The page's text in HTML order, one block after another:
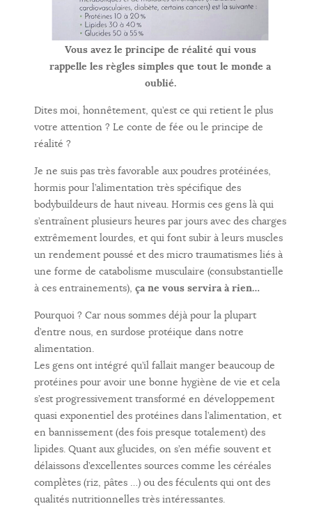
Vous avez le principe de réalité qui vous
rappelle les règles simples que tout le monde a
oublié.
Dites moi, honnêtement, qu’est ce qui retient le plus
votre attention ? Le conte de fée ou le principe de
réalité ?
Je ne suis pas très favorable aux poudres protéinées,
hormis pour l’alimentation très spécifique des
bodybuildeurs de haut niveau. Hormis ces gens là qui
s’entraînent plusieurs heures par jours avec des charges
extrêmement lourdes, et qui font subir à leurs muscles
un rendement poussé et des micro traumatismes liés à
une forme de catabolisme musculaire (consubstantielle
à ces entrainements), ça ne vous servira à rien…
Pourquoi ? Car nous sommes déjà pour la plupart
d’entre nous, en surdose protéique dans notre
alimentation.
Les gens ont intégré qu’il fallait manger beaucoup de
protéines pour avoir une bonne hygiène de vie et cela
s’est progressivement transformé en développement
quasi exponentiel des protéines dans l’alimentation, et
en bannissement (des fois presque totalement) des
lipides. Quant aux glucides, on s’en méfie souvent et
délaissons d’excellentes sources comme les céréales
complètes (riz, pâtes …) ou des féculents qui ont des
qualités nutritionnelles très intéressantes.